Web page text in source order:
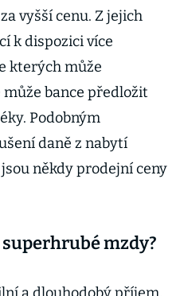
vyšší cenu. Z jejich
k dispozici více
kterých může
bance předložit
Podobným
daně z nabytí
někdy prodejní ceny
mzdy?